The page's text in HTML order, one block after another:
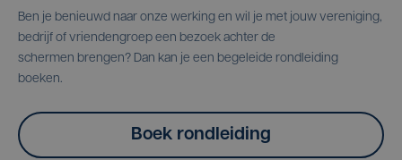
Ben je benieuwd naar onze werking en wil je met jouw vereniging,
bedrijf of vriendengroep een bezoek achter de
schermen brengen? Dan kan je een begeleide rondleiding
boeken.
Boek rondleiding